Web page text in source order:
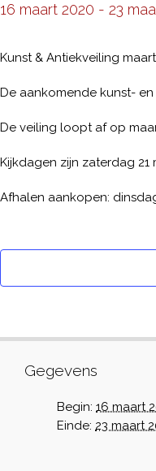
16 maart 2020 - 23
Kunst & Antiekveiling
De aankomende kunst-
De veiling loopt af op
Kijkdagen zijn zaterdag 21
Afhalen aankopen:
Gegevens
Begin: 16 maart
Einde: 23 maart